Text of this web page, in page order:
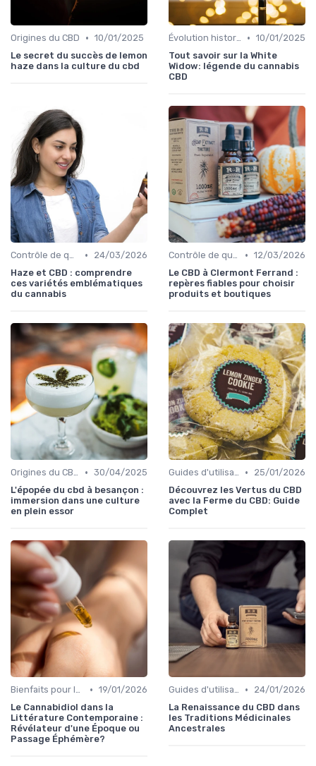
Origines du CBD • 10/01/2025
Le secret du succès de lemon
haze dans la culture du cbd
Évolution historique • 10/01/2025
Tout savoir sur la White
Widow: légende du cannabis
CBD
Contrôle de qualité •
24/03/2026
Haze et CBD : comprendre
ces variétés emblématiques
du cannabis
Contrôle de qualité • 12/03/2026
Le CBD à Clermont Ferrand :
repères fiables pour choisir
produits et boutiques
Origines du CBD • 30/04/2025
L'épopée du cbd à besançon :
immersion dans une culture
en plein essor
Guides d'utilisation •
25/01/2026
Découvrez les Vertus du CBD
avec la Ferme du CBD: Guide
Complet
Bienfaits pour la santé • 19/01/2026
Le Cannabidiol dans la
Littérature Contemporaine :
Révélateur d'une Époque ou
Passage Éphémère?
Guides d'utilisation •
24/01/2026
La Renaissance du CBD dans
les Traditions Médicinales
Ancestrales